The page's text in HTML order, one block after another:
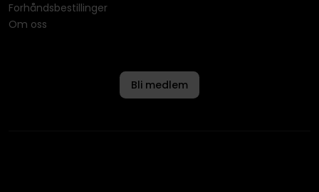
Forhåndsbestillinger
Om oss
Bli medlem